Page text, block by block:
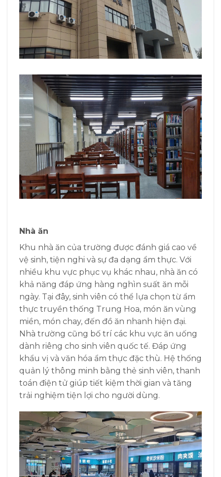
Nhà ăn
Khu nhà ăn của trường được đánh giá cao về
vệ sinh, tiện nghi và sự đa dạng ẩm thực. Với
nhiều khu vực phục vụ khác nhau, nhà ăn có
khả năng đáp ứng hàng nghìn suất ăn mỗi
ngày. Tại đây, sinh viên có thể lựa chọn từ ẩm
thực truyền thống Trung Hoa, món ăn vùng
miền, món chay, đến đồ ăn nhanh hiện đại.
Nhà trường cũng bố trí các khu vực ăn uống
dành riêng cho sinh viên quốc tế. Đáp ứng
khẩu vị và văn hóa ẩm thực đặc thù. Hệ thống
quản lý thông minh bằng thẻ sinh viên, thanh
toán điện tử giúp tiết kiệm thời gian và tăng
trải nghiệm tiện lợi cho người dùng.